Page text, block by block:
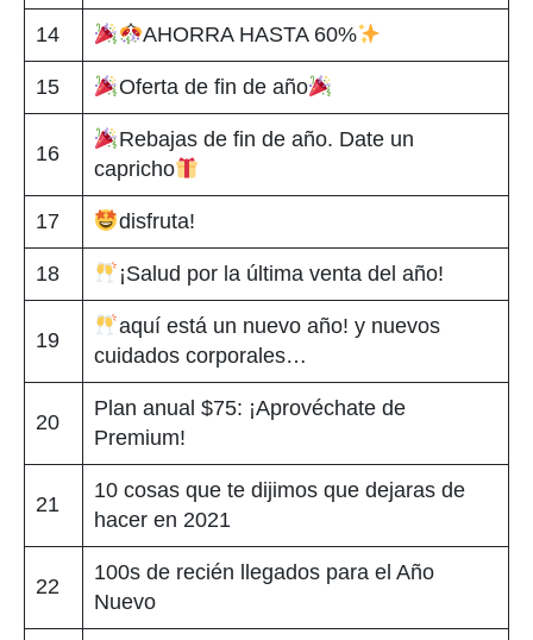
14 AHORRA HASTA 60%
15 Oferta de fin de año
16
Rebajas de fin de año. Date un
capricho
17 disfruta!
18 ¡Salud por la última venta del año!
19
aquí está un nuevo año! y nuevos
cuidados corporales…
20
Plan anual $75: ¡Aprovéchate de
Premium!
21
10 cosas que te dijimos que dejaras de
hacer en 2021
22
100s de recién llegados para el Año
Nuevo